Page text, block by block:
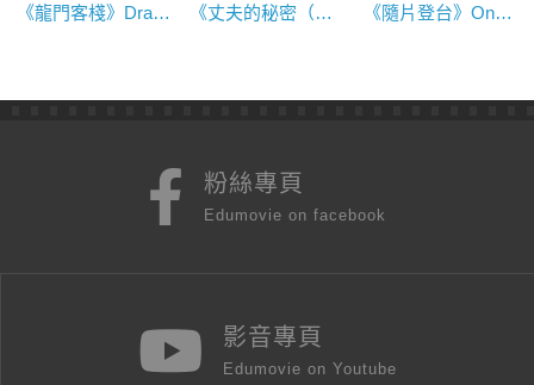
《龍門客棧》Dragon Inn 《丈夫的秘密（錯戀）》The Husband's Secret 《隨片登台》Onstage Appearance
粉絲專頁
Edumovie on facebook
影音專頁
Edumovie on Youtube